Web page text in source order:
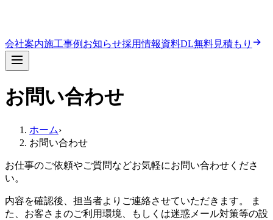
会社案内施工事例 お知らせ採用情報資料DL無料見積もり
お問い合わせ
ホーム›
お問い合わせ
お仕事のご依頼やご質問などお気軽にお問い合わせくださ
い。
内容を確認後、担当者よりご連絡させていただきます。 ま
た、お客さまのご利用環境、もしくは迷惑メール対策等の設